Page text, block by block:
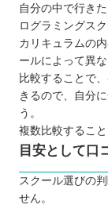
自分に
自分の中で行き
ログラミングス
カリキュラムの
ールによって異な
比較することで
きるので、自分
う。
複数比較するこ
目安として口
スクール選びの
せん。